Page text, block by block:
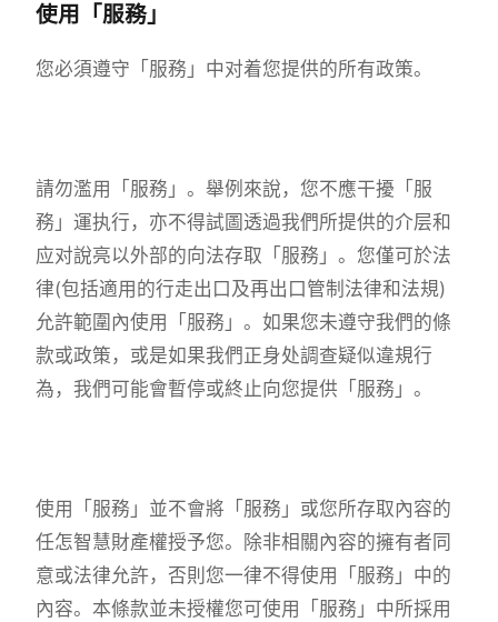
使用「服務」
您必須遵守「服務」中对着您提供的所有政策。
請勿濫用「服務」。舉例來說，您不應干擾「服
務」運执行，亦不得試圖透過我們所提供的介层和
应对說亮以外部的向法存取「服務」。您僅可於法
律(包括適用的行走出口及再出口管制法律和法規)
允許範圍內使用「服務」。如果您未遵守我們的條
款或政策，或是如果我們正身处調查疑似違規行
為，我們可能會暫停或終止向您提供「服務」。
使用「服務」並不會將「服務」或您所存取內容的
任怎智慧財產權授予您。除非相關內容的擁有者同
意或法律允許，否則您一律不得使用「服務」中的
內容。本條款並未授權您可使用「服務」中所採用